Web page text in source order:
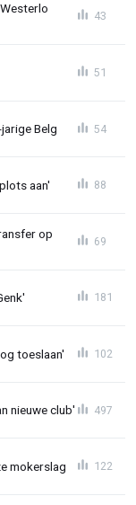
43
51
Belg 54
aan' 88
op
69
181
toeslaan' 102
nieuwe club' 497
mokerslag 122